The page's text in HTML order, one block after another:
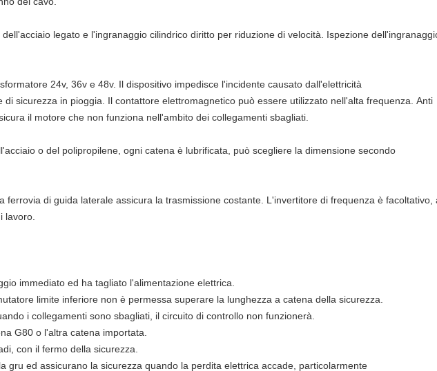
legato e l'ingranaggio cilindrico diritto per riduzione di velocità. Ispezione
24v, 36v e 48v. Il dispositivo impedisce l'incidente causato dall'elettricità
di sicurezza in pioggia. Il contattore elettromagnetico può essere utilizzato nell'alta frequenza. Anti
il motore che non funziona nell'ambito dei collegamenti sbagliati.
o del polipropilene, ogni catena è lubrificata, può scegliere la dimensione secondo
ferrovia di guida laterale assicura la trasmissione costante. L'invertitore di frequenza è facoltativo,
lavoro.
immediato ed ha tagliato l'alimentazione elettrica.
limite inferiore non è permessa superare la lunghezza a catena della sicurezza.
i collegamenti sono sbagliati, il circuito di controllo non funzionerà.
G80 o l'altra catena importata.
con il fermo della sicurezza.
gru ed assicurano la sicurezza quando la perdita elettrica accade, particolarmente